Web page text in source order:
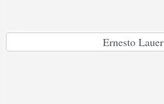
Ernesto Lauer